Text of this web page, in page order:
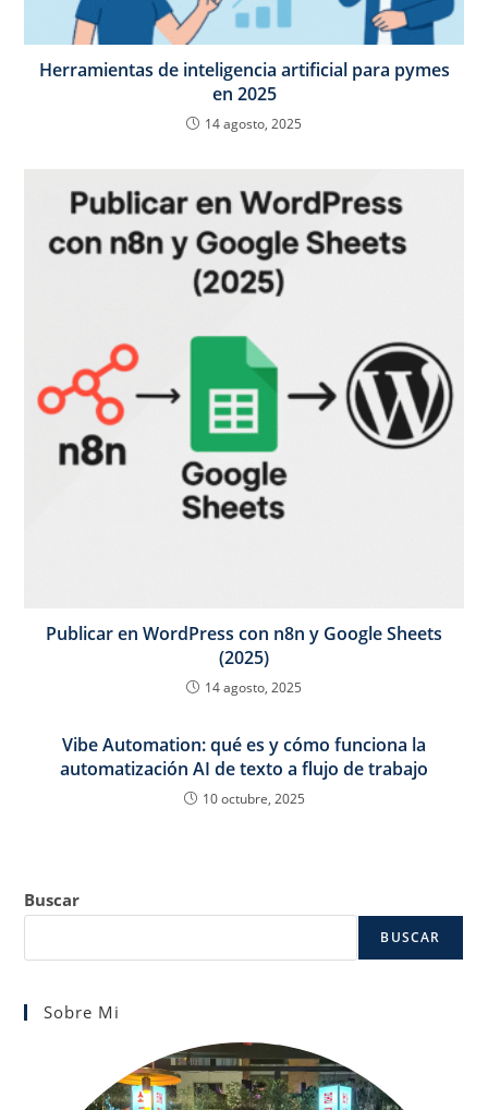
Herramientas de inteligencia artificial para pymes
en 2025
14 agosto, 2025
Publicar en WordPress con n8n y Google Sheets
(2025)
14 agosto, 2025
Vibe Automation: qué es y cómo funciona la
automatización AI de texto a flujo de trabajo
10 octubre, 2025
Buscar
BUSCAR
Sobre Mi